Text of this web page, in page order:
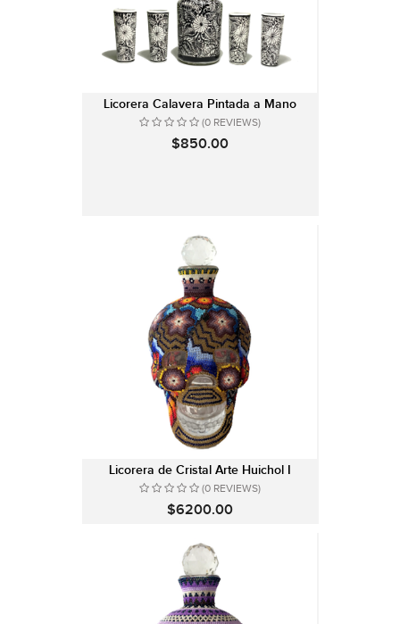
Licorera Calavera Pintada a Mano
(0 REVIEWS)
$850.00
Licorera de Cristal Arte Huichol I
(0 REVIEWS)
$6200.00